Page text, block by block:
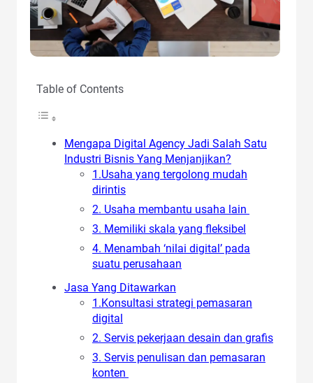
Table of Contents
Mengapa Digital Agency Jadi Salah Satu
Industri Bisnis Yang Menjanjikan?
1.Usaha yang tergolong mudah
dirintis
2. Usaha membantu usaha lain
3. Memiliki skala yang fleksibel
4. Menambah ‘nilai digital’ pada
suatu perusahaan
Jasa Yang Ditawarkan
1.Konsultasi strategi pemasaran
digital
2. Servis pekerjaan desain dan grafis
3. Servis penulisan dan pemasaran
konten